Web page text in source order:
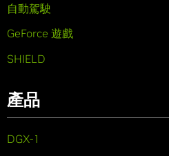
自動駕駛
GeForce 遊戲
SHIELD
產品
DGX-1